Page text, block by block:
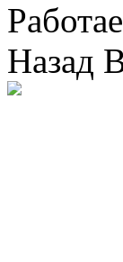
Назад